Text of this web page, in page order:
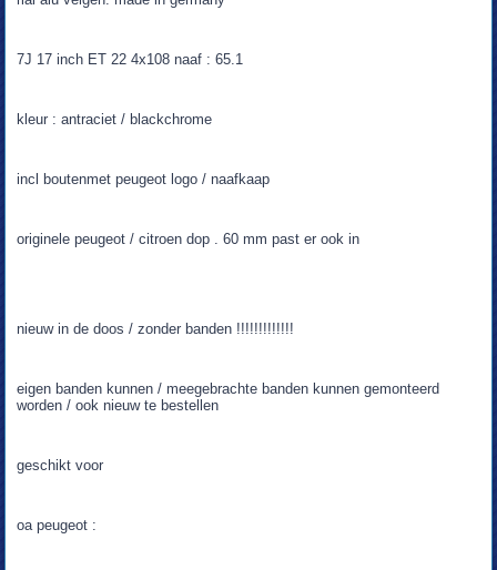
7J 17 inch ET 22 4x108 naaf : 65.1
kleur : antraciet / blackchrome
incl boutenmet peugeot logo / naafkaap
originele peugeot / citroen dop . 60 mm past er ook in
nieuw in de doos / zonder banden !!!!!!!!!!!!!
eigen banden kunnen / meegebrachte banden kunnen gemonteerd
worden / ook nieuw te bestellen
geschikt voor
oa peugeot :